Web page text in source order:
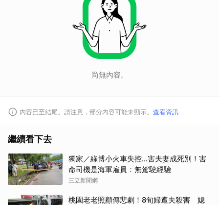
尚無內容。
內容已至結尾。請注意，部分內容可能未顯示。 查看資訊
繼續看下去
獨家／綠博小火車失控…害夫妻成死別！害
命司機是海軍雇員：無駕駛經驗
三立新聞網
桃園老老照顧傳悲劇！8旬婦遭夫殺害 媳
取消